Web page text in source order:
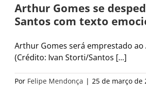
Arthur Gomes se
Santos com texto
Arthur Gomes será emprestado ao
(Crédito: Ivan Storti/Santos [...]
Por Felipe Mendonça | 25 de março de